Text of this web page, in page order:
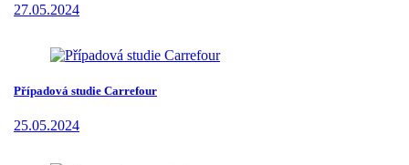
27.05.2024
Případová studie Carrefour
25.05.2024